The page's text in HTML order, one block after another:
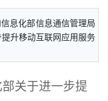
息化部信息通信管理局
升移动互联网应用服务
关于进一步提